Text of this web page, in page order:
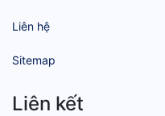
Liên hệ
Sitemap
Liên kết